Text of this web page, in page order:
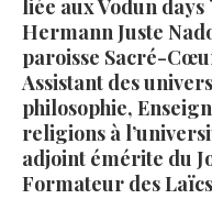
liée aux Vodun
Hermann Juste
paroisse Sacré-
Assistant des
philosophie,
religions à
adjoint émérite du
Formateur des